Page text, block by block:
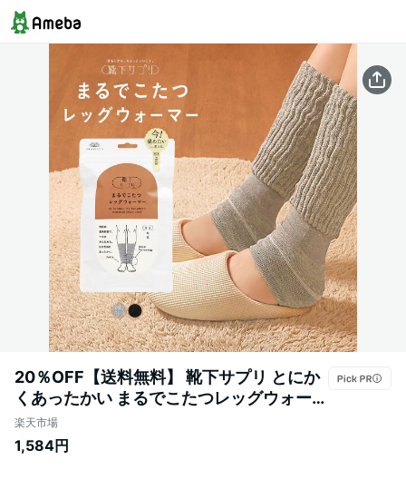
20％OFF【送料無料】 靴下サプリ とにか
くあったかい まるでこたつレッグウォーマ
ー レディース メンズ 冷え対策 発熱 全2色
楽天市場
1,584円